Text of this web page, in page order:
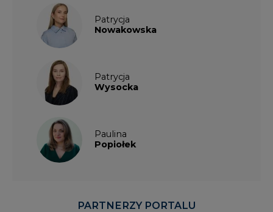
Patrycja
Nowakowska
Patrycja
Wysocka
Paulina
Popiołek
PARTNERZY PORTALU